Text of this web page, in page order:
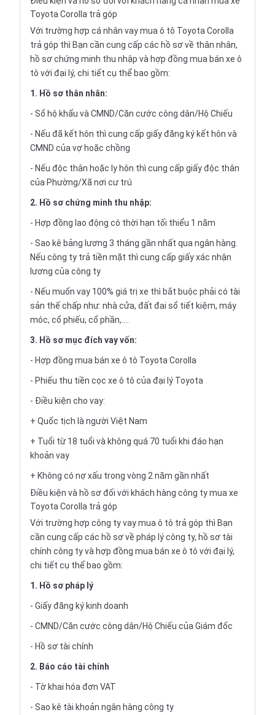
Toyota Corolla trả góp
Với trường hợp cá nhân vaymua ô tô Toyota Corolla
trả góp thì Bạn cần cung cấp các hồ sơ về thân nhân,
hồ sơ chứng minh thu nhập và hợp đồng mua bán xe ô
tô với đại lý, chi tiết cụ thể bao gồm:
1. Hồ sơ thân nhân:
- Sổ hộ khẩu và CMND/Căn cước công dân/Hộ Chiếu
- Nếu đã kết hôn thì cung cấp giấy đăng ký kết hôn và
CMND của vợ hoặc chồng
- Nếu độc thân hoặc ly hôn thì cung cấp giấy độc thân
của Phường/Xã nơi cư trú
2. Hồ sơ chứng minh thu nhập:
- Hợp đồng lao động có thời hạn tối thiểu 1 năm
- Sao kê bảng lương 3 tháng gần nhất qua ngân hàng.
Nếu công ty trả tiền mặt thì cung cấp giấy xác nhận
lương của công ty
- Nếu muốn vay 100% giá trị xe thì bắt buộc phải có tài
sản thế chấp như: nhà cửa, đất đai sổ tiết kiệm, máy
móc, cổ phiếu, cổ phần,....
3. Hồ sơ mục đích vay vốn:
- Hợp đồng mua bán xe ô tô Toyota Corolla
- Phiếu thu tiền cọc xe ô tô của đại lý Toyota
- Điều kiện cho vay:
+ Quốc tịch là người Việt Nam
+ Tuổi từ 18 tuổi và không quá 70 tuổi khi đáo hạn
khoản vay
+ Không có nợ xấu trong vòng 2 năm gần nhất
Điều kiện và hồ sơ đối với khách hàng công ty mua xe
Toyota Corolla trả góp
Với trường hợp công ty vaymua ô tô trả góp thì Bạn
cần cung cấp các hồ sơ về pháp lý công ty, hồ sơ tài
chính công ty và hợp đồng mua bán xe ô tô với đại lý,
chi tiết cụ thể bao gồm:
1. Hồ sơ pháp lý
- Giấy đăng ký kinh doanh
- CMND/Căn cước công dân/Hộ Chiếu của Giám đốc
- Hồ sơ tài chính
2. Báo cáo tài chính
- Tờ khai hóa đơn VAT
- Sao kê tài khoản ngân hàng công ty